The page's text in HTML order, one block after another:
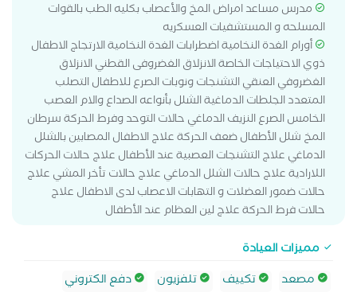
مدرس مساعد امراض المخ والأعصاب بكليه الطب بالقوات
المسلحه و المستشفيات العسكريه
أورام الغدة النخامية اضطرابات الغدة النخامية الارتجاج الاطفال
ذوي الاحتياجات الخاصة الانزلاق الغضروفى القطني الانزلاق
الغضروفي العنقي التشنجات ونوبات الصرع للاطفال التصلب
المتعدد الجلطات الدماغية الشلل بأنواعه الصداع والام العصب
الخامس الصرع النزيف الدماغي حالات التوحد وفرط الحركة سرطان
المخ شلل الأطفال ضعف الحركة علاج الاطفال المصابين بالشلل
الدماغي علاج التشنجات العصبية عند الأطفال علاج حالات الحركات
اللارادية علاج حالات الشلل الدماغي علاج حالات تأخر المشي علاج
حالات ضمور العضلات و التهابات الاعصاب لدى الاطفال علاج
حالات فرط الحركة علاج لين العظام عند الأطفال
مميزات العيادة
مصعد
تكييف تلفزيون
دفع الكتروني